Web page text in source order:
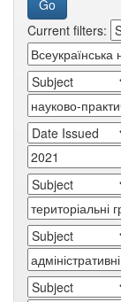
Current filters: